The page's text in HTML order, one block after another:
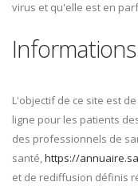
virus et qu'elle est en
L'objectif de ce site est
ligne pour les patients
des professionnels de
santé,https://
et de rediffusion définis